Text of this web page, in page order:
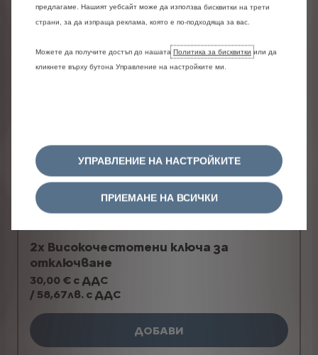
ДОБАВИ
2х Високочестотени ключа зa
отключване
30,00 € с ДДС
/ 58,67лв. с ДДС
ДОБАВИ
предлагаме. Нашият уебсайт може да използва бисквитки на трети
страни, за да изпраща реклама, която е по-подходяща за вас.
Можете да получите достъп до нашата Политика за бисквитки или да
кликнете върху бутона Управление на настройките ми.
УПРАВЛЕНИЕ НА НАСТРОЙКИТЕ
ПРИЕМАНЕ НА ВСИЧКИ